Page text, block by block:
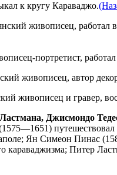
к кругу Караваджо.
живописец, работал
портретист, работал
живописец, автор
живописец и гравер,
Джисмондо
Ян Симеон Пинас
караваджизма; Питер